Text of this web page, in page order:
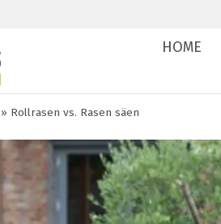
HOME
» Rollrasen vs. Rasen säen